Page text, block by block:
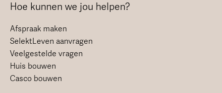
Hoe kunnen we jou helpen?
Afspraak maken
SelektLeven aanvragen
Veelgestelde vragen
Huis bouwen
Casco bouwen